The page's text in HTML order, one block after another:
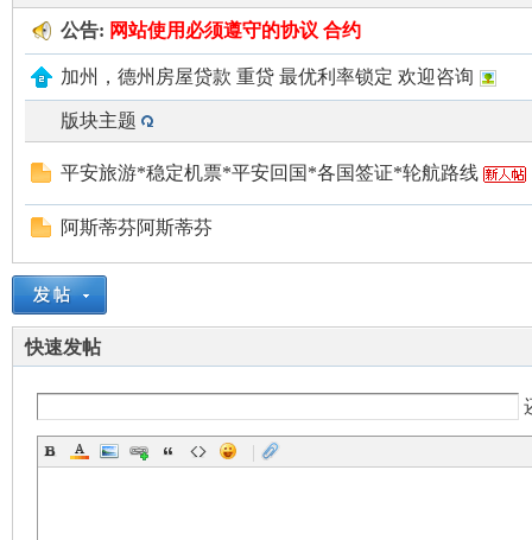
公告: 网站使用 必须遵守的协议 合约
加州，德州房屋贷款 重贷 最优利率锁定 欢迎咨询
版块主题
平安旅游*稳定机票*平安回国*各国签证*轮航路线
阿斯蒂芬阿斯蒂芬
快速发帖
|